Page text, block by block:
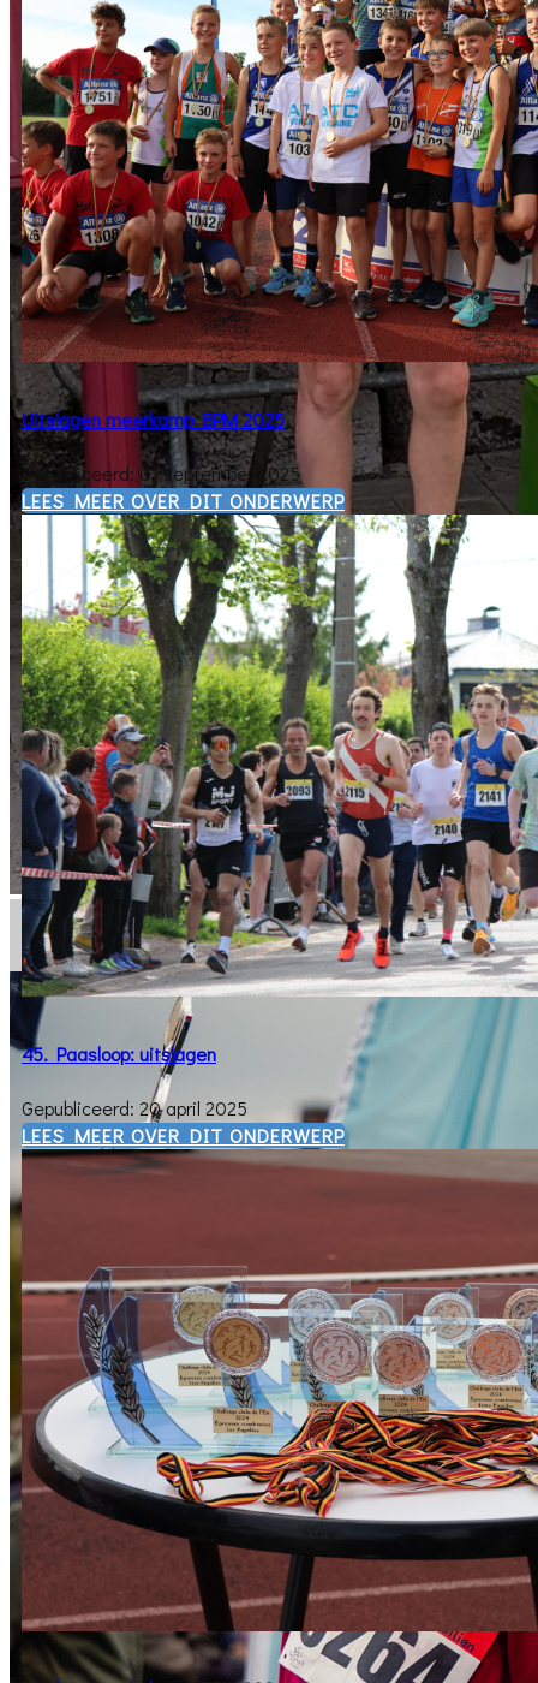
Uitslagen meerkamp BPM 2025
Gepubliceerd: 07 september 2025
​LEES MEER OVER DIT ONDERWERP
45. Paasloop: uitslagen
Gepubliceerd: 20 april 2025
​LEES MEER OVER DIT ONDERWERP